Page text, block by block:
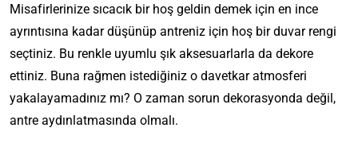
Misafirlerinize sıcacık bir hoş geldin demek için en ince
ayrıntısına kadar düşünüp antreniz için hoş bir duvar rengi
seçtiniz. Bu renkle uyumlu şık aksesuarlarla da dekore
ettiniz. Buna rağmen istediğiniz o davetkar atmosferi
yakalayamadınız mı? O zaman sorun dekorasyonda değil,
antre aydınlatmasında olmalı.